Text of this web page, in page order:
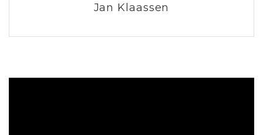
Jan Klaassen